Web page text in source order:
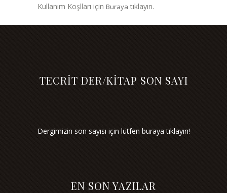
Kullanım Koşlları için Buraya tıklayın.
TECRİT DER/KİTAP SON SAYI
Dergimizin son sayısı için lütfen buraya tıklayın!
EN SON YAZILAR